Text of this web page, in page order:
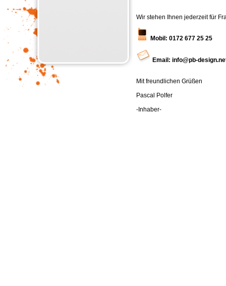
Wir stehen Ihnen jederzeit für
Mobil: 0172 677 25 25
Email: info@pb-
Mit freundlichen Grüßen
Pascal Polfer
-Inhaber-